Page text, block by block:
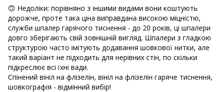
🙃 Недоліки: порівняно з іншими видами вони коштують
дорожче, проте така ціна виправдана високою міцністю,
служби шпалер гарячого тиснення - до 20 років, ці шпалери
довго зберігають свій зовнішній вигляд. Шпалери з гладкою
структурою часто імітують додавання шовкової нитки, але
такий варіант не підходить для нерівних стін, по скільки
підкреслює всі їхні вади.
Спінений вініл на флізелін, вініл на флізелін гаряче тиснення,
шовкографія - відмінний вибір!